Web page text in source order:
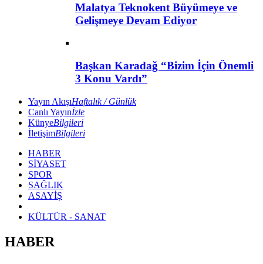
Malatya Teknokent Büyümeye ve
Gelişmeye Devam Ediyor
Başkan Karadağ “Bizim İçin Önemli
3 Konu Vardı”
Yayın AkışıHaftalık / Günlük
Canlı Yayınİzle
KünyeBilgileri
İletişimBilgileri
HABER
SİYASET
SPOR
SAĞLIK
ASAYİŞ
KÜLTÜR - SANAT
HABER